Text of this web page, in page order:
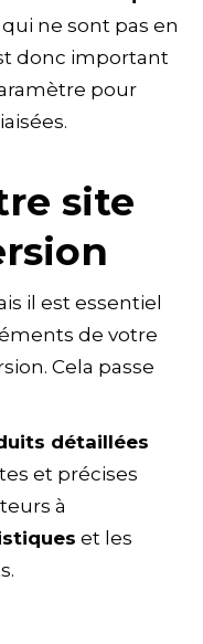
ne sont pas en
donc important
pour
site
il est essentiel
de votre
Cela passe
détaillées
et précises
à
et les